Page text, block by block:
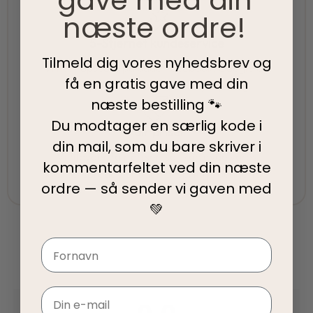
5-Stjernet kundeservice
Vi har topscore på både Facebook, Google og
Trustpilot - Vi er her for at hjælpe dig
Fair priser
Vi tilbyder fair priser, så I kan nyde vores
kvalitetsprodukter uden at springe budgettet.
næste ordre!
Tilmeld dig vores nyhedsbrev og
få en gratis gave med din
næste bestilling 🐾
Du modtager en særlig kode i
din mail, som du bare skriver i
kommentarfeltet ved din næste
ordre — så sender vi gaven med
💚
Navn
Email